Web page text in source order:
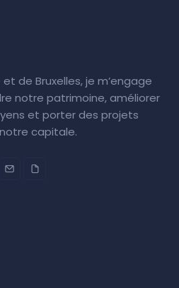
de Bruxelles, je m’engage
notre patrimoine, améliorer
et porter des projets
capitale.